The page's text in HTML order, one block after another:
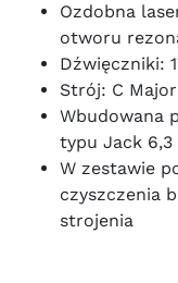
Ozdobna
otworu
Dźwięczniki:
Strój: C Major
Wbudowana
typu Jack 6,3
W zestawie
czyszczenia
strojenia